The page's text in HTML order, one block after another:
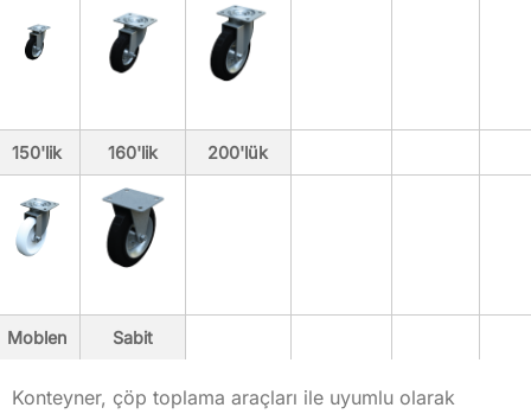
BDB.11101-A
Opsiyonel
Opsiyonel
Opsiyonel
Mevcut
Mevcut
150'lik 160'lik 200'lük
Moblen Sabit
Konteyner, çöp toplama araçları ile uyumlu olarak